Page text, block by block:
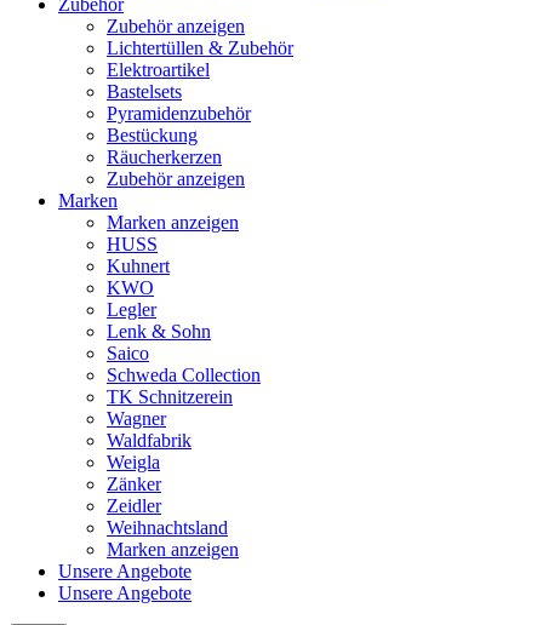
Zubehör
Zubehör anzeigen
Lichtertüllen & Zubehör
Elektroartikel
Bastelsets
Pyramidenzubehör
Bestückung
Räucherkerzen
Zubehör anzeigen
Marken
Marken anzeigen
HUSS
Kuhnert
KWO
Legler
Lenk & Sohn
Saico
Schweda Collection
TK Schnitzerein
Wagner
Waldfabrik
Weigla
Zänker
Zeidler
Weihnachtsland
Marken anzeigen
Unsere Angebote
Unsere Angebote